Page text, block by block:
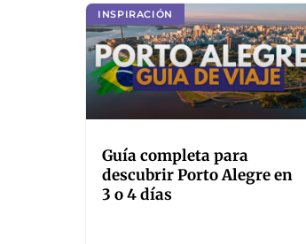
INSPIRACIÓN
Guía completa para
descubrir Porto Alegre en
3 o 4 días